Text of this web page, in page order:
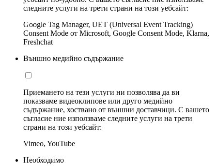
следните услуги на трети страни на този уебсайт:
Google Tag Manager, UET (Universal Event Tracking)
Consent Mode от Microsoft, Google Consent Mode, Klarna,
Freshchat
Външно медийно съдържание
Приемането на тези услуги ни позволява да ви
показваме видеоклипове или друго медийно
съдържание, хоствано от външни доставчици. С вашето
съгласие ние използваме следните услуги на трети
страни на този уебсайт:
Vimeo, YouTube
Необходимо